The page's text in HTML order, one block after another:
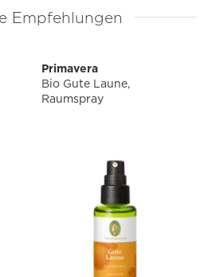
Empfehlungen
Primavera
Bio Gute Laune,
Raumspray